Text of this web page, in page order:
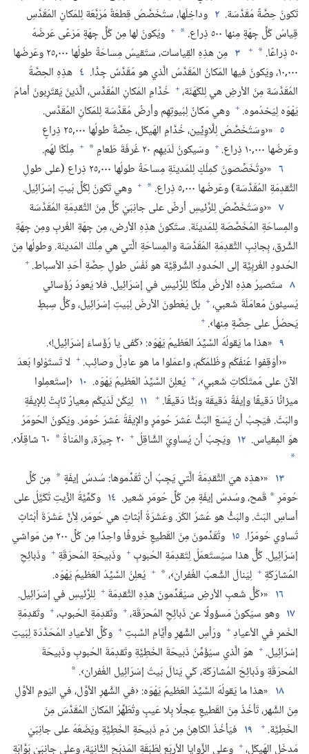
تَكونُ حِصَّةً مُقَدَّسَة.‏ ٢ وداخِلَها،‏ ستُخَصَّصُ قِطعَةٌ مُرَبَّعَة لِلمَكانِ المُقَدَّسِ
قِياسُ كُلِّ جِهَةٍ مِنها ٥٠٠ ذِراع.‏
*
+ ويَكونُ لها مِن كُلِّ جِهَةٍ مَرْعًى عَرضُهُ
٥٠ ذِراعًا.‏
*
+ ٣
مِن هذِهِ القِياسات،‏ ستَقيسُ مِساحَةً طولُها ٠٠٠‏,٢٥ وعَرضُها
٠٠٠‏,١٠،‏ ويَكونُ فيها المَكانُ المُقَدَّسُ الَّذي هو مُقَدَّسٌ جِدًّا.‏
٤ هذِهِ الحِصَّةُ
المُقَدَّسَة مِنَ الأرضِ هي لِلكَهَنَة،‏ + خُدَّامِ المَكانِ المُقَدَّس،‏ الَّذينَ يَقتَرِبونَ أمامَ
يَهْوَه لِيَخدُموه.‏ + وهي مَكانٌ لِبُيوتِهِم وأرضٌ مُقَدَّسَة لِلمَكانِ المُقَدَّس.‏
٥
«‹وسَتُخَصَّصُ لِلَّاوِيِّين،‏ خُدَّامِ الهَيكَل،‏ حِصَّةٌ طولُها ٠٠٠‏,٢٥ ذِراعٍ
وعَرضُها ٠٠٠‏,١٠ ذِراع.‏
+ وسَيكونُ لَدَيهِم ٢٠ غُرفَةَ طَعامٍ *
+ مِلْكًا لهُم.‏
٦
«‹وتُخَصِّصونَ كمِلْكٍ لِلمَدينَةِ مِساحَةً طولُها ٠٠٠‏,٢٥ ذِراع (‏على طولِ
التَّقدِمَةِ المُقَدَّسَة)‏ وعَرضُها ٠٠٠‏,٥ ذِراع.‏
*
+ وهي تَكونُ لِكُلِّ بَيتِ إسْرَائِيل.‏
٧ «‹وسَتُخَصَّصُ لِلرَّئيسِ أرضٌ على جانِبَيْ كُلٍّ مِنَ التَّقدِمَةِ المُقَدَّسَة
والمِساحَةِ المُخَصَّصَة لِلمَدينَة.‏ ستَكونُ هذِهِ الأرض،‏ مِن جِهَةِ الغَربِ ومِن جِهَةِ
الشَّرق،‏ بِجانِبِ التَّقدِمَةِ المُقَدَّسَة والمِساحَةِ الَّتي هي مِلْكُ المَدينَة.‏ وطولُها مِنَ
الحُدودِ الغَربِيَّة إلى الحُدودِ الشَّرقِيَّة هو نَفْسُ طولِ حِصَّةِ أحَدِ الأسباط.‏ +
٨ ستَصيرُ هذِهِ الأرضُ مِلْكًا لِلرَّئيسِ في إسْرَائِيل.‏ فلا يَعودُ رُؤَسائي
يُسيئونَ مُعامَلَةَ شَعبي،‏ + بل يُعْطونَ الأرضَ لِبَيتِ إسْرَائِيل،‏ وكُلُّ سِبطٍ
يَحصُلُ على حِصَّةٍ مِنها›.‏ +
٩ «هذا ما يَقولُهُ السَّيِّدُ العَظيمُ يَهْوَه:‏ ‹كَفى يا رُؤَساءَ إسْرَائِيل!‏›.‏
«‹أوْقِفوا عُنفَكُم وظُلمَكُم،‏ واعمَلوا ما هو عادِلٌ وصائِب.‏ + لا تَستَوْلوا بَعدَ
الآنَ على مُمتَلَكاتِ شَعبي›،‏ + يُعلِنُ السَّيِّدُ العَظيمُ يَهْوَه.‏ ١٠ ‹إستَعمِلوا
ميزانًا دَقيقًا وإيفَةً دَقيقَة وبَثًّا دَقيقًا.‏ + ١١ لِيَكُنْ لَدَيكُم مِعيارٌ ثابِتٌ لِلإيفَةِ
والبَثّ.‏ فيَجِبُ أن يَسَعَ البَثُّ عُشرَ حُومَرٍ والإيفَةُ عُشرَ حُومَر.‏ ويَكونُ الحُومَرُ
هوَ المِقياس.‏ ١٢ ويَجِبُ أن يُساوِيَ الشَّاقِلُ +
*
*
١٣ «‹هذِه هيَ التَّقدِمَةُ الَّتي يَجِبُ أن تُقَدِّموها:‏ سُدسُ إيفَةٍ * مِن كُلِّ
حُومَرِ* قَمح،‏ وسُدسُ إيفَةٍ مِن كُلِّ حُومَرِ شَعير.‏ ١٤ وكَمِّيَّةُ الزَّيتِ تُكَيَّلُ على
أساسِ البَثّ.‏ والبَثُّ هو عُشرُ الكُرّ.‏ وعَشَرَةُ أبْثاثٍ هي حُومَر،‏ لِأنَّ عَشَرَةَ أبْثاثٍ
تُساوي حُومَرًا.‏ ١٥
وتُقَدِّمونَ مِنَ القَطيعِ خَروفًا واحِدًا مِن كُلِّ ٢٠٠ مِن مَواشي
إسْرَائِيل.‏ كُلُّ هذا سيُستَعمَلُ لِتَقدِمَةِ الحُبوبِ + وذَبيحَةِ المُحرَقَةِ + وذَبائِحِ
المُشارَكَةِ + لِيَنالَ الشَّعبُ الغُفران›،‏*
+ يُعلِنُ السَّيِّدُ العَظيمُ يَهْوَه.‏
١٦ «‹كُلُّ شَعبِ الأرضِ سيُقَدِّمونَ هذِهِ التَّقدِمَةَ + لِلرَّئيسِ في إسْرَائِيل.‏
١٧ وهو سيَكونُ مَسؤولًا عن ذَبائِحِ المُحرَقَة،‏ + وتَقدِمَةِ الحُبوب،‏ + وتَقدِمَةِ
الخَمرِ في الأعيادِ + ورَأسِ الشَّهرِ وأيَّامِ السَّبتِ + وكُلِّ الأعيادِ المُحَدَّدَة لِبَيتِ
إسْرَائِيل.‏ + هوَ الَّذي سيُؤَمِّنُ ذَبيحَةَ الخَطِيَّةِ وتَقدِمَةَ الحُبوبِ وذَبيحَةَ
المُحرَقَةِ وذَبائِحَ المُشارَكَة،‏ كَي يَنالَ بَيتُ إسْرَائِيل الغُفران›.‏ *
١٨ «هذا ما يَقولُهُ السَّيِّدُ العَظيمُ يَهْوَه:‏ ‹في الشَّهرِ الأوَّل،‏ في اليَومِ الأوَّلِ
مِنَ الشَّهر،‏ تَأخُذُ مِنَ القَطيعِ عِجلًا بِلا عَيبٍ وتُطَهِّرُ المَكانَ المُقَدَّسَ مِنَ
الخَطِيَّة.‏ + ١٩ فيَأخُذُ الكاهِنُ مِن دَمِ ذَبيحَةِ الخَطِيَّةِ ويَضَعُهُ على جانِبَيْ
مَدخَلِ الهَيكَل،‏ + وعلى الزَّوايا الأربَعِ لِطَبَقَةِ المَذبَحِ الثَّانِيَة،‏ وعلى جانِبَيْ بَوَّابَةِ